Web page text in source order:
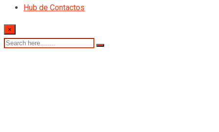
Hub de Contactos
×